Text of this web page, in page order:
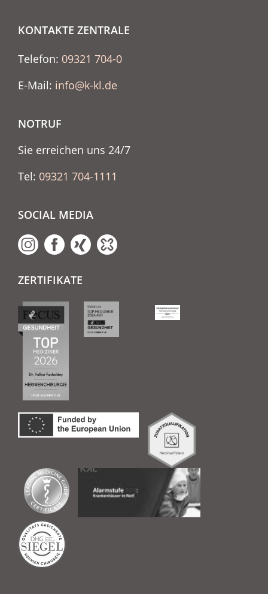
KONTAKTE ZENTRALE
Telefon: 09321 704-0
E-Mail: info@k-kl.de
NOTRUF
Sie erreichen uns 24/7
Tel: 09321 704-1111
SOCIAL MEDIA
ZERTIFIKATE